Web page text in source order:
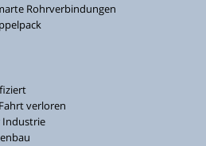
Rohrverbindungen
verloren
Industrie